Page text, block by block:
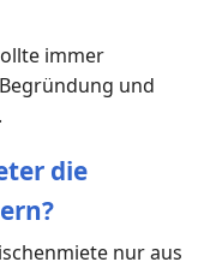
immer
und
die
nur aus